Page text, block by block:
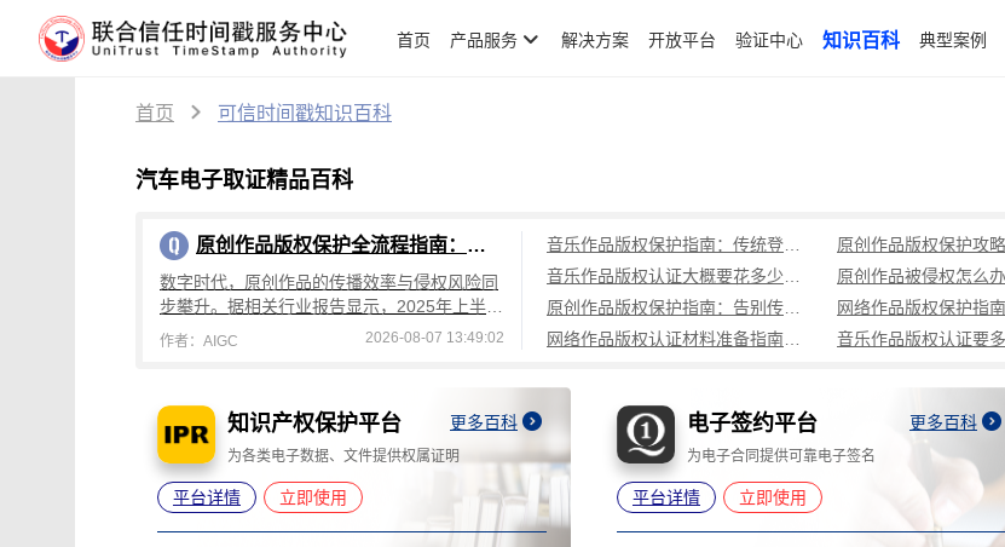
首页 产品服务 解决方案 开放平台 验证中心 知识百科 典型案例
首页 可信时间戳知识百科
汽车电子取证精品百科
原创作品版权保护全流程指南：从创作到维权，可信时间戳平台操作详解
数字时代，原创作品的传播效率与侵权风险同
步攀升。据相关行业报告显示，2025年上半年
国内原创作品侵权投诉量较去年同期增长4
作者：AIGC 2026-08-07 13:49:02
知识产权保护平台 更多百科
为各类电子数据、文件提供权属证明
平台详情 立即使用
电子签约平台 更多百科
为电子合同提供可靠电子签名
平台详情 立即使用